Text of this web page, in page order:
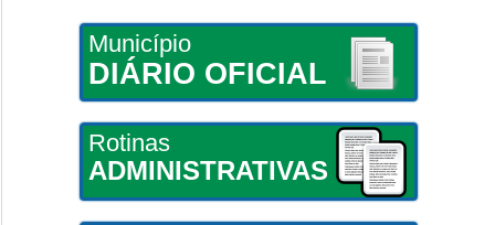
Município
DIÁRIO OFICIAL
Rotinas
ADMINISTRATIVAS